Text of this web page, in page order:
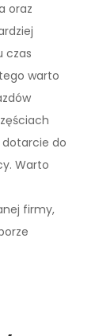
oraz
czas
warto
dotarcie do
Warto
firmy,